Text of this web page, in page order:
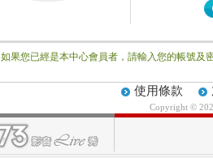
如果您已經是本中心會員者，請輸入您的帳號及
使用條款
Copyright ©